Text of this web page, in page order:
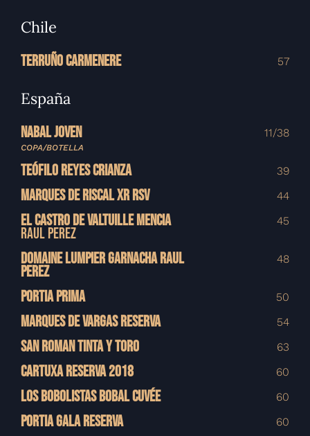
Chile
TERRUÑO CARMENERE 57
España
NABAL JOVEN
COPA/BOTELLA
11/38
TEÓFILO REYES CRIANZA 39
MARQUES DE RISCAL XR RSV 44
EL CASTRO DE VALTUILLE MENCIA
RAUL PEREZ
45
DOMAINE LUMPIER GARNACHA RAUL
PEREZ
48
PORTIA PRIMA 50
MARQUES DE VARGAS RESERVA 54
SAN ROMAN TINTA Y TORO 63
CARTUXA RESERVA 2018 60
LOS BOBOLISTAS BOBAL CUVÉE 60
PORTIA GALA RESERVA 60